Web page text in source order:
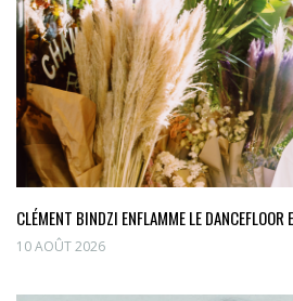
CLÉMENT BINDZI ENFLAMME LE DANCEFLOOR
10 AOÛT 2026